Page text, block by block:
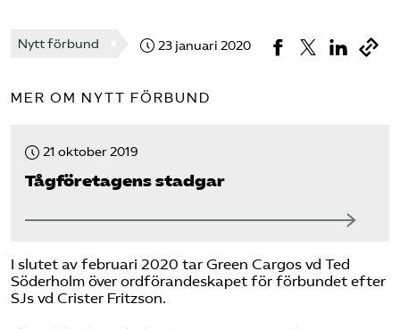
Nytt förbund 23 januari 2020
MER OM NYTT FÖRBUND
21 oktober 2019
Tåg­företagens stadgar
I slutet av februari 2020 tar Green Cargos vd Ted
Söderholm över ordförandeskapet för förbundet efter
SJs vd Crister Fritzson.